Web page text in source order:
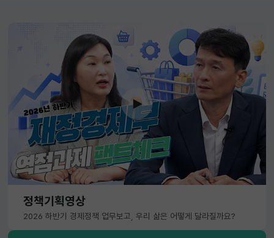
정책기획영상
2026 하반기 경제정책 업무보고, 우리 삶은 어떻게 달라질까요?